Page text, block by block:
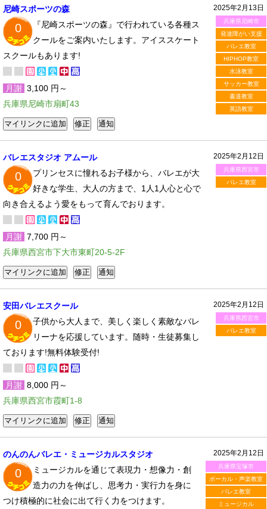
2025年2月13日
兵庫県尼崎市
発達障がい支援
バレエ教室
HIPHOP教室
水泳教室
サッカー教室
書道教室
英語教室
尼崎スポーツの森
0
『尼崎スポーツの森』で行われている各種ス
クールをご案内いたします。アイススケート
スクールもあります!
月謝 3,100 円～
兵庫県尼崎市扇町43
2025年2月12日
兵庫県西宮市
バレエ教室
バレエスタジオ アムール
0
プリンセスに憧れるお子様から、バレエが大
好きな学生、大人の方まで、1人1人心と心で
向き合えるよう愛をもって育んでおります。
月謝 7,700 円～
兵庫県西宮市下大市東町20-5-2F
2025年2月12日
兵庫県西宮市
バレエ教室
安田バレエスクール
0
子供から大人まで、美しく楽しく素敵なバレ
リーナを応援しています。随時・生徒募集し
ております!無料体験受付!
月謝 8,000 円～
兵庫県西宮市霞町1-8
2025年2月12日
兵庫県宝塚市
ボーカル・声楽教室
バレエ教室
ミュージカル
のんのんバレエ・ミュージカルスタジオ
0
ミュージカルを通じて表現力・想像力・創
造力の力を伸ばし、思考力・実行力を身に
つけ積極的に社会に出て行く力をつけます。